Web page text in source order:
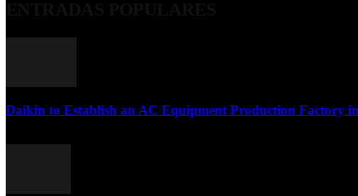
Daikin to Establish an AC Equipment Production Factory